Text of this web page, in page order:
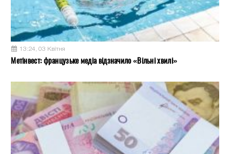
13:24, 03 Квітня
Метінвест: французьке медіа відзначило «Вільні хвилі»